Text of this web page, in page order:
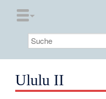
Ululu II